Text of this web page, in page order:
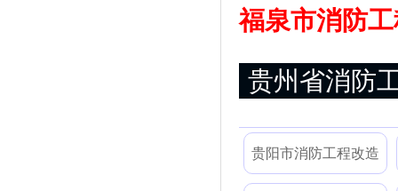
福泉市消防
贵州省消防
贵阳市消防工程改造